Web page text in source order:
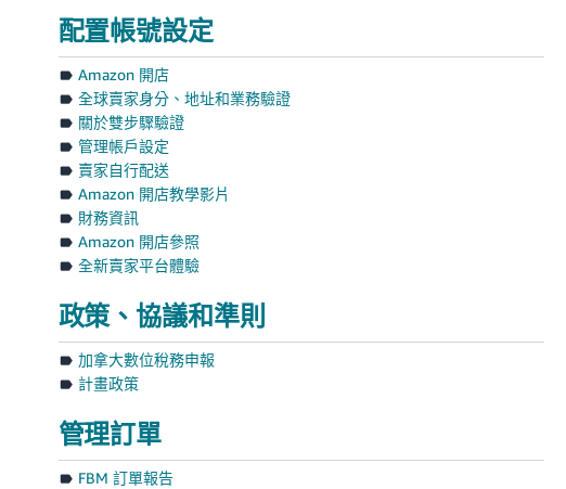
配置帳號設定
Amazon 開店
全球賣家身分、地址和業務驗證
關於雙步驟驗證
管理帳戶設定
賣家自行配送
Amazon 開店教學影片
財務資訊
Amazon 開店參照
全新賣家平台體驗
政策、協議和準則
加拿大數位稅務申報
計畫政策
管理訂單
FBM 訂單報告